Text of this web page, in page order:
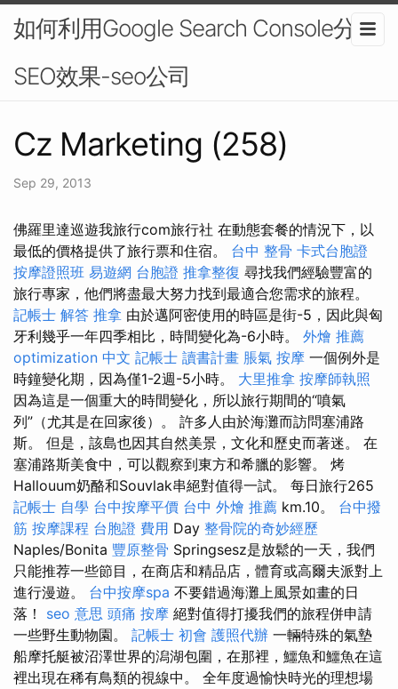
如何利用Google Search Console分析
SEO效果-seo公司
Cz Marketing (258)
Sep 29, 2013
佛羅里達巡遊我旅行com旅行社 在動態套餐的情況下，以
最低的價格提供了旅行票和住宿。 台中 整骨 卡式台胞證
按摩證照班 易遊網 台胞證 推拿整復 尋找我們經驗豐富的
旅行專家，他們將盡最大努力找到最適合您需求的旅程。
記帳士 解答 推拿 由於邁阿密使用的時區是街-5，因此與匈
牙利幾乎一年四季相比，時間變化為-6小時。 外燴 推薦
optimization 中文 記帳士 讀書計畫 脹氣 按摩 一個例外是
時鐘變化期，因為僅1-2週-5小時。 大里推拿 按摩師執照
因為這是一個重大的時間變化，所以旅行期間的“噴氣
列”（尤其是在回家後）。 許多人由於海灘而訪問塞浦路
斯。 但是，該島也因其自然美景，文化和歷史而著迷。 在
塞浦路斯美食中，可以觀察到東方和希臘的影響。 烤
Hallouum奶酪和Souvlak串絕對值得一試。 每日旅行265
記帳士 自學 台中按摩平價 台中 外燴 推薦 km.10。 台中撥
筋 按摩課程 台胞證 費用 Day 整骨院的奇妙經歷
Naples/Bonita 豐原整骨 Springsesz是放鬆的一天，我們
只能推荐一些節目，在商店和精品店，體育或高爾夫派對上
進行漫遊。 台中按摩spa 不要錯過海灘上風景如畫的日
落！ seo 意思 頭痛 按摩 絕對值得打擾我們的旅程併申請
一些野生動物園。 記帳士 初會 護照代辦 一輛特殊的氣墊
船摩托艇被沼澤世界的潟湖包圍，在那裡，鱷魚和鱷魚在這
裡出現在稀有鳥類的視線中。 全年度過愉快時光的理想場